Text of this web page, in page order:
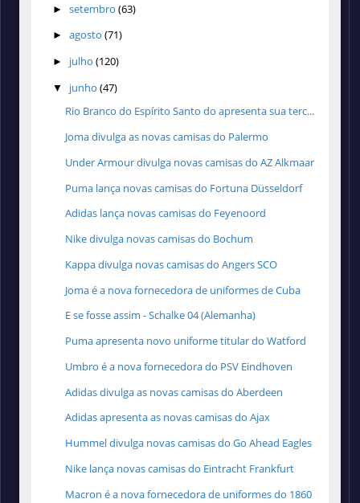
► setembro (63)
► agosto (71)
► julho (120)
▼ junho (47)
Rio Branco do Espírito Santo do apresenta sua terc...
Joma divulga as novas camisas do Palermo
Under Armour divulga novas camisas do AZ Alkmaar
Puma lança novas camisas do Fortuna Düsseldorf
Adidas lança novas camisas do Feyenoord
Nike divulga novas camisas do Bochum
Kappa divulga novas camisas do Angers SCO
Joma é a nova fornecedora de uniformes de Cuba
E se fosse assim - Schalke 04 (Alemanha)
Puma apresenta novo uniforme titular do Watford
Umbro é a nova fornecedora do PSV Eindhoven
Adidas divulga as novas camisas do Aberdeen
Adidas apresenta as novas camisas do Ajax
Hummel divulga novas camisas do Go Ahead Eagles
Nike lança novas camisas do Eintracht Frankfurt
Macron é a nova fornecedora de uniformes do 1860